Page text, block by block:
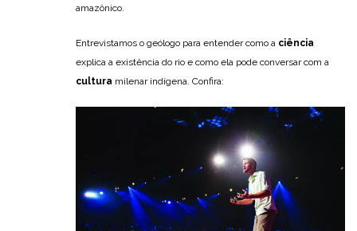
amazônico.
Entrevistamos o geólogo para entender como a ciência
explica a existência do rio e como ela pode conversar com a
cultura milenar indígena. Confira: